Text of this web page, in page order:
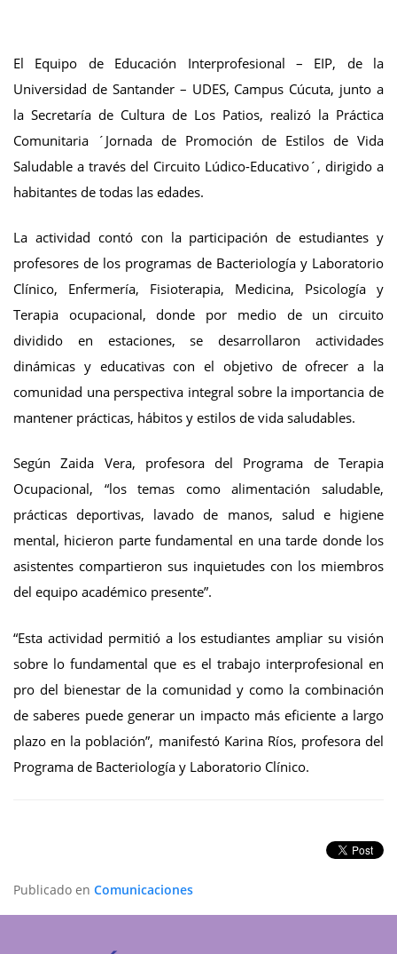
El Equipo de Educación Interprofesional – EIP, de la
Universidad de Santander – UDES, Campus Cúcuta, junto a
la Secretaría de Cultura de Los Patios, realizó la Práctica
Comunitaria ´Jornada de Promoción de Estilos de Vida
Saludable a través del Circuito Lúdico-Educativo´, dirigido a
habitantes de todas las edades.
La actividad contó con la participación de estudiantes y
profesores de los programas de Bacteriología y Laboratorio
Clínico, Enfermería, Fisioterapia, Medicina, Psicología y
Terapia ocupacional, donde por medio de un circuito
dividido en estaciones, se desarrollaron actividades
dinámicas y educativas con el objetivo de ofrecer a la
comunidad una perspectiva integral sobre la importancia de
mantener prácticas, hábitos y estilos de vida saludables.
Según Zaida Vera, profesora del Programa de Terapia
Ocupacional, “los temas como alimentación saludable,
prácticas deportivas, lavado de manos, salud e higiene
mental, hicieron parte fundamental en una tarde donde los
asistentes compartieron sus inquietudes con los miembros
del equipo académico presente”.
“Esta actividad permitió a los estudiantes ampliar su visión
sobre lo fundamental que es el trabajo interprofesional en
pro del bienestar de la comunidad y como la combinación
de saberes puede generar un impacto más eficiente a largo
plazo en la población”, manifestó Karina Ríos, profesora del
Programa de Bacteriología y Laboratorio Clínico.
Publicado en Comunicaciones